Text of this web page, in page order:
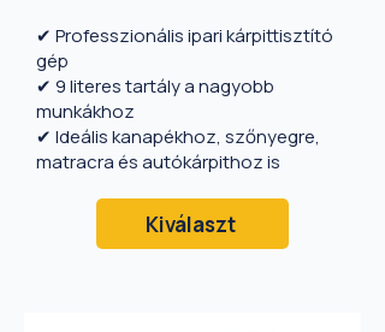
✔ Professzionális ipari kárpittisztító
gép
✔ 9 literes tartály a nagyobb
munkákhoz
✔ Ideális kanapékhoz, szőnyegre,
matracra és autókárpithoz is
Kiválaszt